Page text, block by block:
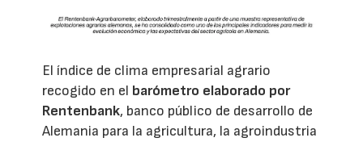
El índice de clima empresarial agrario
recogido en el barómetro elaborado por
Rentenbank, banco público de desarrollo de
Alemania para la agricultura, la agroindustria